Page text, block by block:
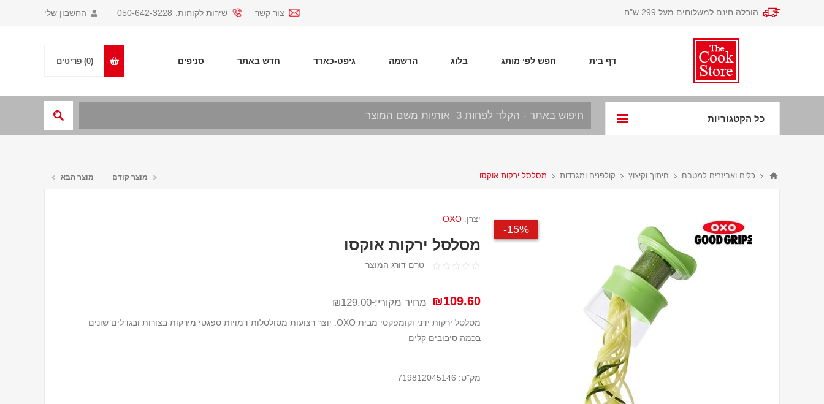
החשבון שלי צור קשר שירות לקוחות: 050-642-3228 הובלה חינם למשלוחים מעל 299 ש"ח
דף בית חפש לפי מותג בלוג הרשמה גיפט-כארד חדש באתר סניפים (0) פריטים
כל הקטגוריות
כלים ואביזרים למטבח חיתוך וקיצוץ קולפנים ומגרדות מסלסל ירקות אוקסו מוצר קודם מוצר הבא
15%-
יצרן: OXO
מסלסל ירקות אוקסו
טרם דורג המוצר
₪109.60 מחיר מקורי: ₪129.00
מסלסל ירקות ידני וקומפקטי מבית OXO. יוצר רצועות מסולסלות דמויות ספגטי מירקות בצורות ובגדלים שונים
בכמה סיבובים קלים
מק"ט: 719812045146